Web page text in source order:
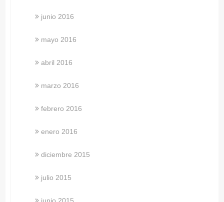
junio 2016
mayo 2016
abril 2016
marzo 2016
febrero 2016
enero 2016
diciembre 2015
julio 2015
junio 2015